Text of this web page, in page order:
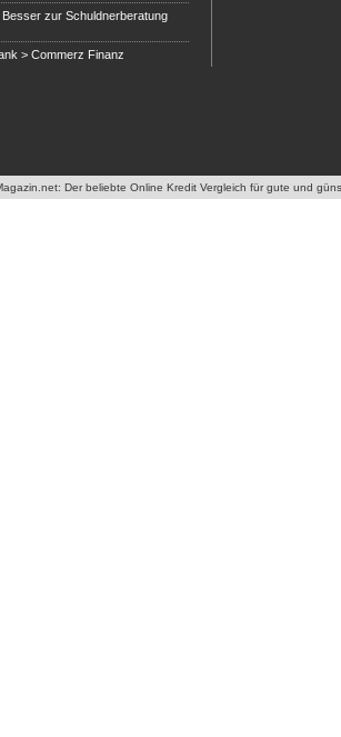
zur Schuldnerberatung
> Commerz Finanz
Der beliebte Online Kredit Vergleich für gute und